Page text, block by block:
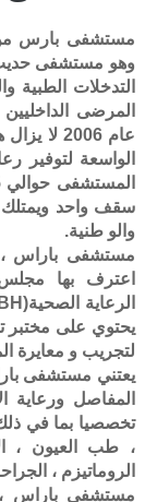
وهو مستشفى
التدخلات الطبية
المرضى
عام
الواسعة لتوفير
سقف واحد ويمتلك
والو طنية.
مستشفى باراس ،
اعترف بها
يحتوي على مختبر
لتجريب و معايرة
يعتني مستشفى
تخصصيا بما في ذلك
، طب العيون ،
الروماتيزم ،
مستشفى باراس ،